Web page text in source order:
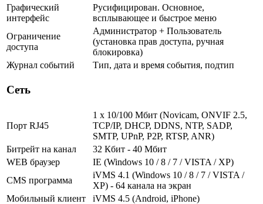
Графический
интерфейс
Русифицирован. Основное,
всплывающее и быстрое меню
Ограничение
доступа
Администратор + Пользователь
(установка прав доступа, ручная
блокировка)
Журнал событий
Тип, дата и время события, подтип
Сеть
Порт RJ45
1 x 10/100 Мбит (Novicam, ONVIF 2.5,
TCP/IP, DHCP, DDNS, NTP, SADP,
SMTP, UPnP, P2P, RTSP, ANR)
Битрейт на канал
32 Кбит - 40 Мбит
WEB браузер
IE (Windows 10 / 8 / 7 / VISTA / XP)
CMS программа
iVMS 4.1 (Windows 10 / 8 / 7 / VISTA /
XP) - 64 канала на экран
Мобильный клиент
iVMS 4.5 (Android, iPhone)